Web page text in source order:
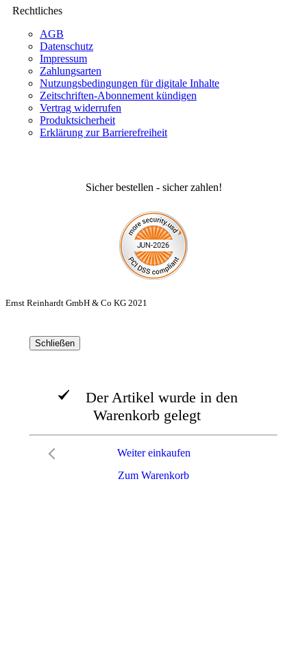
Rechtliches
AGB
Datenschutz
Impressum
Zahlungsarten
Nutzungsbedingungen für digitale Inhalte
Zeitschriften-Abonnement kündigen
Vertrag widerrufen
Produktsicherheit
Erklärung zur Barrierefreiheit
Sicher bestellen - sicher zahlen!
Ernst Reinhardt GmbH & Co KG 2021
Schließen
Der Artikel wurde in den
Warenkorb gelegt
Zum Warenkorb
Weiter einkaufen